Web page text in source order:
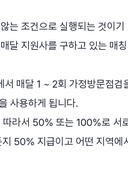
는 조건으로 실행되는 것이
달 지원사를 구하고 있는 매
서 매달 1 ~ 2회 가정방문점
사용하게 됩니다.
라서 50% 또는 100%로 서
50% 지급이고 어떤 지역